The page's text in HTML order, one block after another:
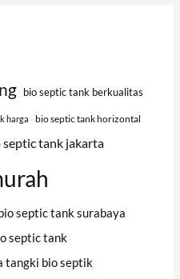
bio septic tank berkualitas
harga bio septic tank horizontal
septic tank jakarta
septic tank surabaya
septic tank
tangki bio septik